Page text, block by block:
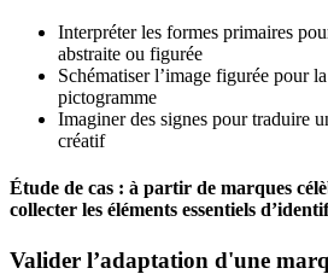
Interpréter les formes primaires
abstraite ou figurée
Schématiser l’image figurée pour
pictogramme
Imaginer des signes pour traduire
créatif
Étude de cas : à partir de marques
collecter les éléments essentiels
Valider l’adaptation d'une